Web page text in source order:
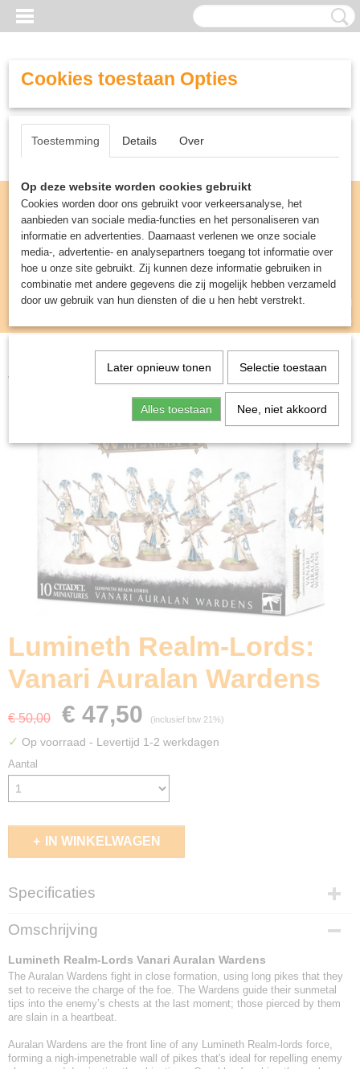
Inloggen Registreren
UW WINKELWAGEN
(0)
Miniature Gaming>Lumineth Realm-Lords:
Vanari Auralan Wardens
Lumineth Realm-Lords:
Vanari Auralan Wardens
€ 50,00 € 47,50 (inclusief btw 21%)
✓ Op voorraad - Levertijd 1-2 werkdagen
Aantal
IN WINKELWAGEN
Specificaties
EAN code
5011921179602
Omschrijving
Lumineth Realm-Lords Vanari Auralan Wardens
The Auralan Wardens fight in close formation, using long pikes that they
set to receive the charge of the foe. The Wardens guide their sunmetal
tips into the enemy’s chests at the last moment; those pierced by them
are slain in a heartbeat.
Auralan Wardens are the front line of any Lumineth Realm-lords force,
forming a nigh-impenetrable wall of pikes that's ideal for repelling enemy
Cookies toestaan Opties
Toestemming Details Over
Op deze website worden cookies gebruikt
Cookies worden door ons gebruikt voor verkeersanalyse, het
aanbieden van sociale media-functies en het personaliseren van
informatie en advertenties. Daarnaast verlenen we onze sociale
media-, advertentie- en analysepartners toegang tot informatie over
hoe u onze site gebruikt. Zij kunnen deze informatie gebruiken in
combinatie met andere gegevens die zij mogelijk hebben verzameld
door uw gebruik van hun diensten of die u hen hebt verstrekt.
Later opnieuw tonen Selectie toestaan
Alles toestaan Nee, niet akkoord